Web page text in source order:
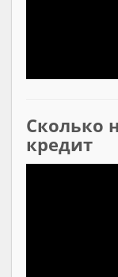
Сколько
кредит